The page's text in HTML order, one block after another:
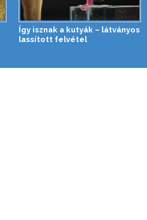
Így isznak a kutyák – látványos
lassított felvétel